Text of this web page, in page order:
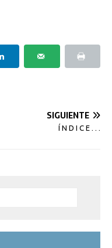
SIGUIENTE
Í N D I C E . . .